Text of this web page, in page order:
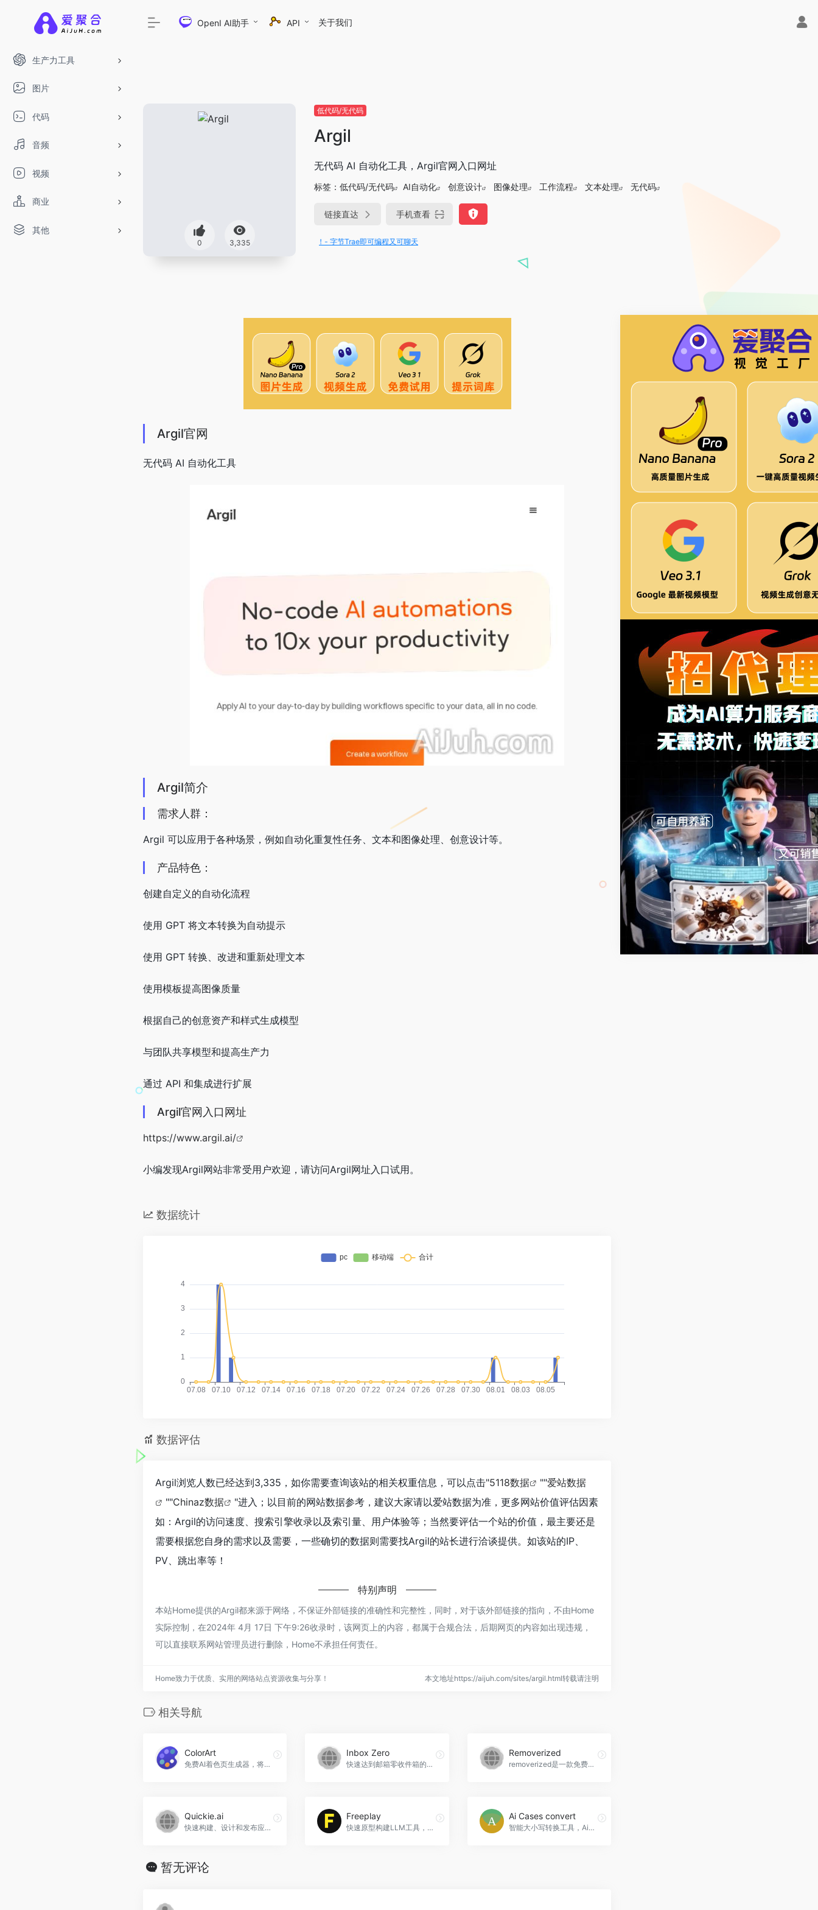
生产力工具
图片
代码
音频
视频
商业
其他
OpenI AI助手 API 关于我们
0 3,335
低代码/无代码
Argil
无代码 AI 自动化工具，Argil官网入口网址
标签： 低代码/无代码 AI自动化 创意设计 图像处理 工作流程 文本处理 无代码
链接直达 手机查看
DeepSeek-R1、V3满血版免费用！- 字节Trae即可编程又可聊天
Argil官网
无代码 AI 自动化工具
Argil简介
需求人群：
Argil 可以应用于各种场景，例如自动化重复性任务、文本和图像处理、创意设计等。
产品特色：
创建自定义的自动化流程
使用 GPT 将文本转换为自动提示
使用 GPT 转换、改进和重新处理文本
使用模板提高图像质量
根据自己的创意资产和样式生成模型
与团队共享模型和提高生产力
通过 API 和集成进行扩展
Argil官网入口网址
https://www.argil.ai/
小编发现Argil网站非常受用户欢迎，请访问Argil网址入口试用。
数据统计
数据评估
Argil浏览人数已经达到3,335，如你需要查询该站的相关权重信息，可以点击"5118数据 ""爱站数据
""Chinaz数据
"进入；以目前的网站数据参考，建议大家请以爱站数据为准，更多网站价值评估因素
如：Argil的访问速度、搜索引擎收录以及索引量、用户体验等；当然要评估一个站的价值，最主要还是
需要根据您自身的需求以及需要，一些确切的数据则需要找Argil的站长进行洽谈提供。如该站的IP、
PV、跳出率等！
特别声明
本站Home提供的Argil都来源于网络，不保证外部链接的准确性和完整性，同时，对于该外部链接的指向，不由Home
实际控制，在2024年 4月 17日 下午9:26收录时，该网页上的内容，都属于合规合法，后期网页的内容如出现违规，
可以直接联系网站管理员进行删除，Home不承担任何责任。
Home致力于优质、实用的网络站点资源收集与分享！ 本文地址https://aijuh.com/sites/argil.html转载请注明
相关导航
ColorArt
免费AI着色页生成器，将照片转换为精美的可打印着色页。
Inbox Zero
快速达到邮箱零收件箱的虚拟助手，Inbox Zero官网入口网址
Removerized
removerized是一款免费的AI背景移除工具，支持多种图片格式，操作简单，效率高，Removerized官网入口网址
Quickie.ai
快速构建、设计和发布应用，无需编码，Quickie.ai官网入口网址
Freeplay
快速原型构建LLM工具，Freeplay官网入口网址
Ai Cases convert
智能大小写转换工具，Ai Cases convert官网入口网址
暂无评论